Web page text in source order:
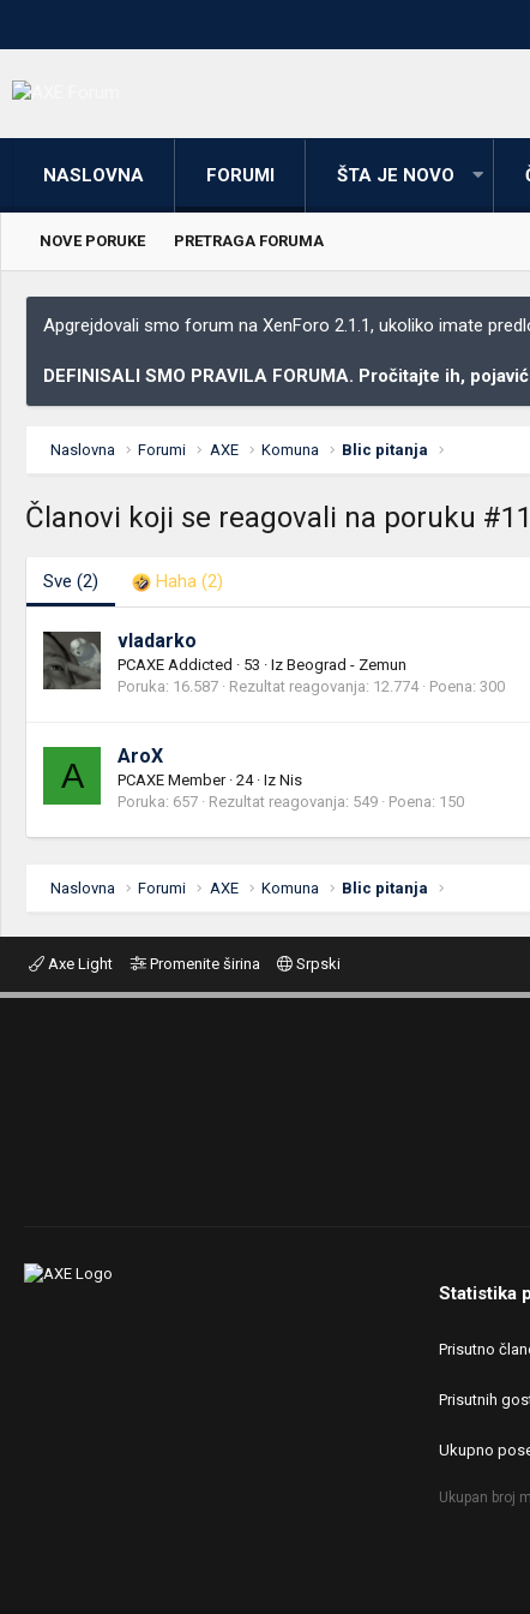
NASLOVNA FORUMI ŠTA JE NOVO
NOVE PORUKE PRETRAGA FORUMA
Apgrejdovali smo forum na XenForo 2.1.1, ukoliko imate
DEFINISALI SMO PRAVILA FORUMA. Pročitajte ih,
Naslovna Forumi AXE Komuna Blic pitanja
Članovi koji se reagovali na poruku
Sve (2) Haha (2)
vladarko
PCAXE Addicted · 53 · Iz Beograd - Zemun
Poruka 16.587 Rezultat reagovanja 12.774 Poena 300
A AroX
PCAXE Member · 24 · Iz Nis
Poruka 657 Rezultat reagovanja 549 Poena 150
Naslovna Forumi AXE Komuna Blic pitanja
Axe Light Promenite širina Srpski
Statistika
Prisutno
Prisutnih
Ukupno
Ukupan broj